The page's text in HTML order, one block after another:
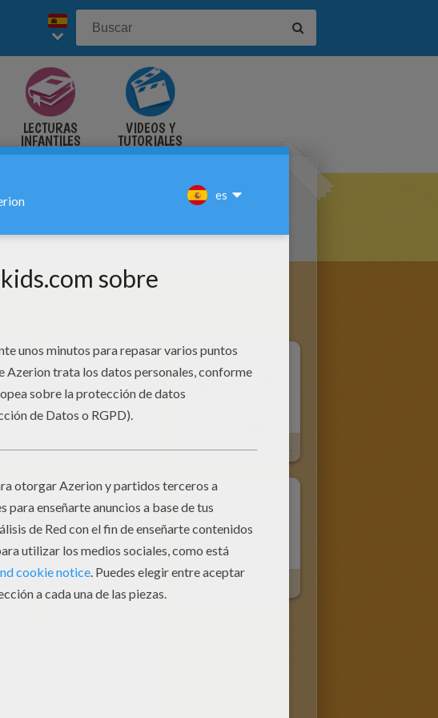
LECTURAS
INFANTILES
VIDEOS Y
TUTORIALES
Mamá Oso Y Su Bebé Tarjeta Para Coloreasr Mama Oso Con Su Bebe Bebe De Babysitting Mama Chupandose El Dedo
BEBE DELFIN